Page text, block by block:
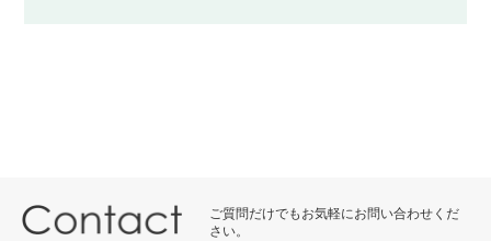
ご質問だけでもお気軽にお問い合わせくだ
さい。